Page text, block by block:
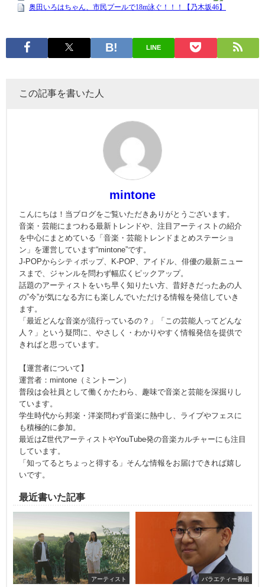
LINE
この記事を書いた人
mintone
こんにちは！当ブログをご覧いただきありがとうございます。
音楽・芸能にまつわる最新トレンドや、注目アーティストの紹介
を中心にまとめている「音楽・芸能トレンドまとめステーショ
ン」を運営しています“mintone”です。
J-POPからシティポップ、K-POP、アイドル、俳優の最新ニュー
スまで、ジャンルを問わず幅広くピックアップ。
話題のアーティストをいち早く知りたい方、昔好きだったあの人
の”今”が気になる方にも楽しんでいただける情報を発信していき
ます。
「最近どんな音楽が流行っているの？」「この芸能人ってどんな
人？」という疑問に、やさしく・わかりやすく情報発信を提供で
きればと思っています。
【運営者について】
運営者：mintone（ミントーン）
普段は会社員として働くかたわら、趣味で音楽と芸能を深掘りし
ています。
学生時代から邦楽・洋楽問わず音楽に熱中し、ライブやフェスに
も積極的に参加。
最近はZ世代アーティストやYouTube発の音楽カルチャーにも注目
しています。
「知ってるとちょっと得する」そんな情報をお届けできれば嬉し
いです。
最近書いた記事
アーティスト バラエティー番組